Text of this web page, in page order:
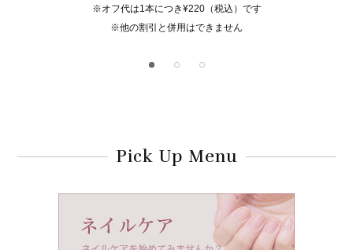
※オフ代は1本につき¥220（税込）です
※他の割引と併用はできません
Pick Up Menu